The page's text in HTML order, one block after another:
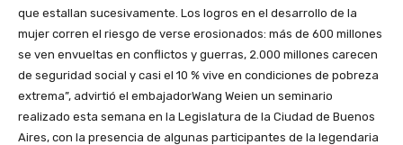
que estallan sucesivamente. Los logros en el desarrollo de la
mujer corren el riesgo de verse erosionados: más de 600 millones
se ven envueltas en conflictos y guerras, 2.000 millones carecen
de seguridad social y casi el 10 % vive en condiciones de pobreza
extrema”, advirtió el embajadorWang Weien un seminario
realizado esta semana en la Legislatura de la Ciudad de Buenos
Aires, con la presencia de algunas participantes de la legendaria